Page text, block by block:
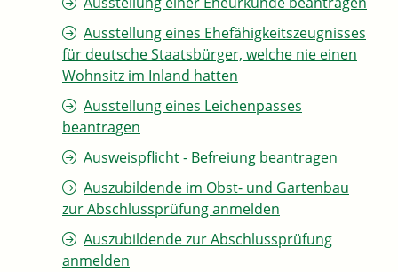
Ausstellung eines Ehefähigkeitszeugnisses
für deutsche Staatsbürger, welche nie einen
Wohnsitz im Inland hatten
Ausstellung eines Leichenpasses
beantragen
Ausweispflicht - Befreiung beantragen
Auszubildende im Obst- und Gartenbau
zur Abschlussprüfung anmelden
Auszubildende zur Abschlussprüfung
anmelden